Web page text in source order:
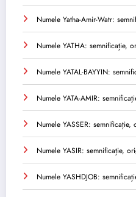
Numele Yatha-Amir-Watr:
Numele YATHA: semnificație,
Numele YATAL-BAYYIN:
Numele YATA-AMIR:
Numele YASSER:
Numele YASIR: semnificație,
Numele YASHDJOB: